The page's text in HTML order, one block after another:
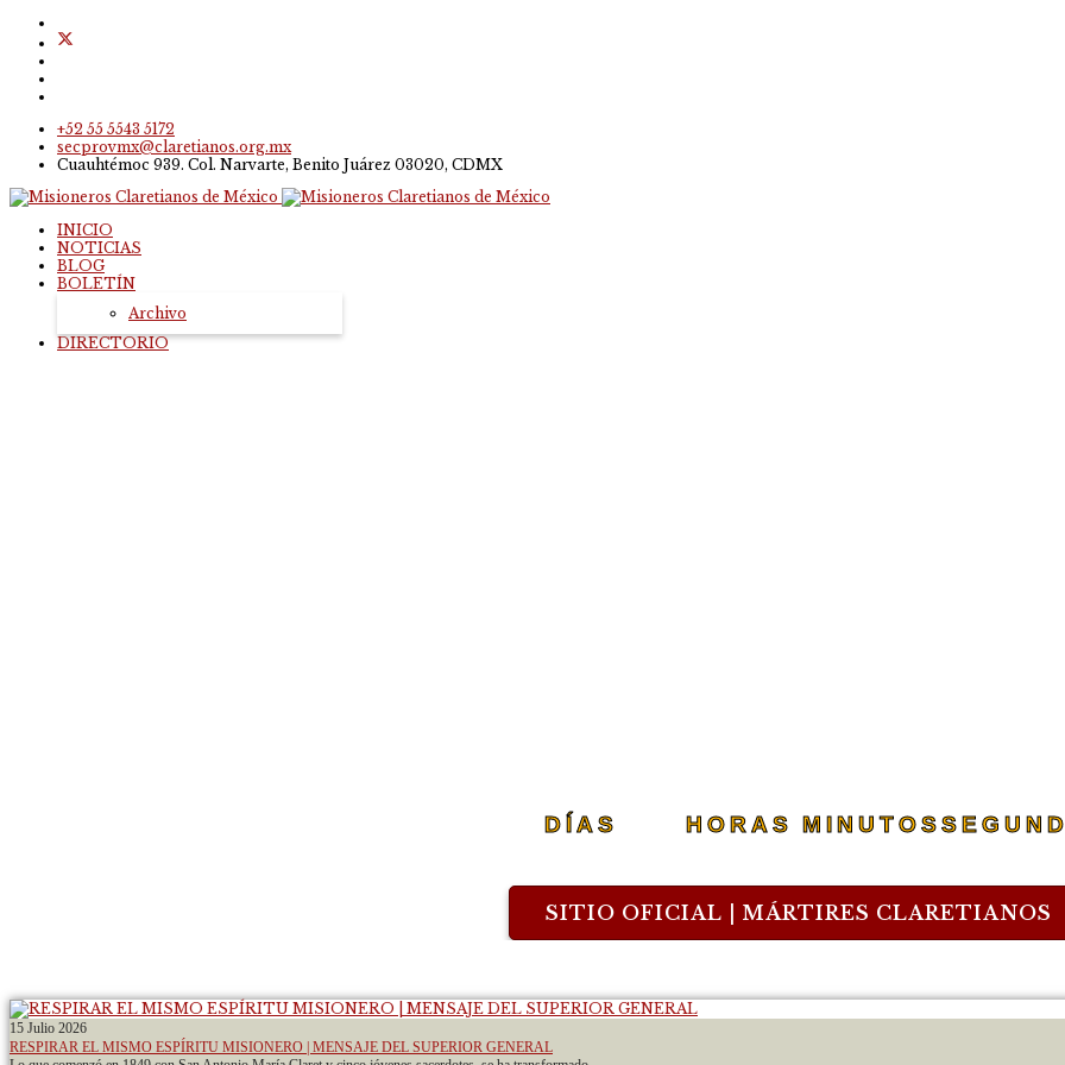
+52 55 5543 5172
secprovmx@claretianos.org.mx
Cuauhtémoc 939. Col. Narvarte, Benito Juárez 03020, CDMX
INICIO
NOTICIAS
BLOG
BOLETÍN
Archivo
DIRECTORIO
DÍAS HORAS MINUTOS
SITIO OFICIAL | MÁRTIRES CLARETIANOS
15 Julio 2026
RESPIRAR EL MISMO ESPÍRITU MISIONERO | MENSAJE DEL SUPERIOR GENERAL